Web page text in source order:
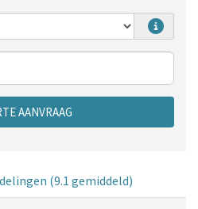
AANVRAAG
(9.1 gemiddeld)